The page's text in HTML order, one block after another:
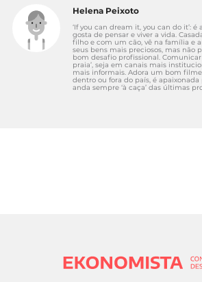
Helena Peixoto
‘If you can dream it, you can do it’: é
gosta de pensar e viver a vida.
filho e com um cão, vê na família e
seus bens mais preciosos, mas não
bom desafio profissional. Comunicar
praia’, seja em canais mais
mais informais. Adora um bom
dentro ou fora do país, é
anda sempre ‘à caça’ das últimas